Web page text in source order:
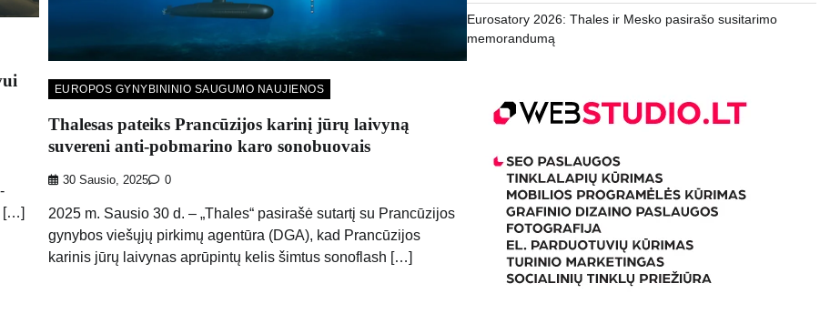
[…]
EUROPOS GYNYBININIO SAUGUMO NAUJIENOS
Thalesas pateiks Prancūzijos karinį jūrų laivyną
suvereni anti-pobmarino karo sonobuovais
30 Sausio, 2025 0
2025 m. Sausio 30 d. – „Thales“ pasirašė sutartį su Prancūzijos
gynybos viešųjų pirkimų agentūra (DGA), kad Prancūzijos
karinis jūrų laivynas aprūpintų kelis šimtus sonoflash […]
Eurosatory 2026: Thales ir Mesko pasirašo susitarimo
memorandumą